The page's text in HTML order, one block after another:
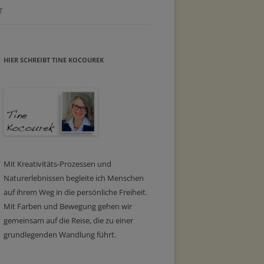
HIER SCHREIBT TINE KOCOUREK
Mit Kreativitäts-Prozessen und
Naturerlebnissen begleite ich Menschen
auf ihrem Weg in die persönliche Freiheit.
Mit Farben und Bewegung gehen wir
gemeinsam auf die Reise, die zu einer
grundlegenden Wandlung führt.